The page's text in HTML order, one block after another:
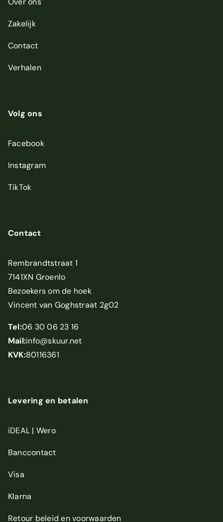
Zakelijk
Contact
Verhalen
Volg ons
Facebook
Instagram
TikTok
Contact
Rembrandtstraat 1
7141XN Groenlo
Bezoekers om de hoek
Vincent van Goghstraat 2g02
Tel:06 30 06 23 16
Mail:info@skuur.net
KVK:80116361
Levering en betalen
iDEAL | Wero
Banccontact
Visa
Klarna
Retour beleid envoorwaarden